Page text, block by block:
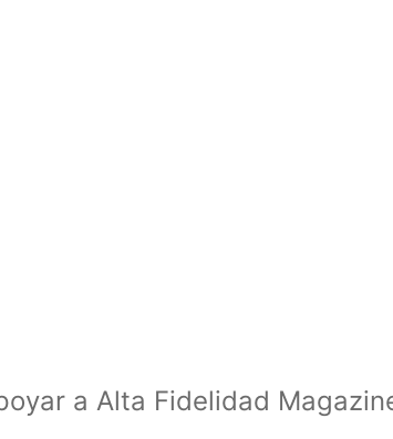
a Alta Fidelidad